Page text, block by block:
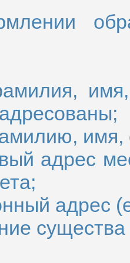
имя,
имя,
адрес
существа